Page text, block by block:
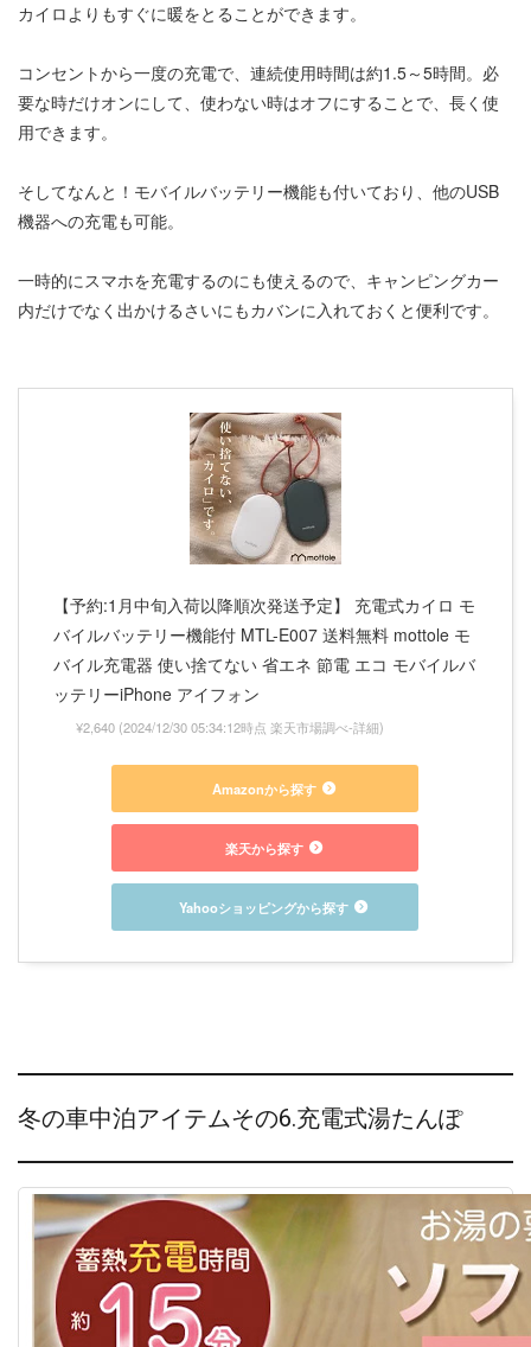
カイロよりもすぐに暖をとることができます。
コンセントから一度の充電で、連続使用時間は約1.5～5時間。必
要な時だけオンにして、使わない時はオフにすることで、長く使
用できます。
そしてなんと！モバイルバッテリー機能も付いており、他のUSB
機器への充電も可能。
一時的にスマホを充電するのにも使えるので、キャンピングカー
内だけでなく出かけるさいにもカバンに入れておくと便利です。
【予約:1月中旬入荷以降順次発送予定】 充電式カイロ モ
バイルバッテリー機能付 MTL-E007 送料無料 mottole モ
バイル充電器 使い捨てない 省エネ 節電 エコ モバイルバ
ッテリーiPhone アイフォン
¥2,640 (2024/12/30 05:34:12時点 楽天市場調べ-詳細)
Amazonから探す
楽天から探す
Yahooショッピングから探す
冬の車中泊アイテムその6.充電式湯たんぽ